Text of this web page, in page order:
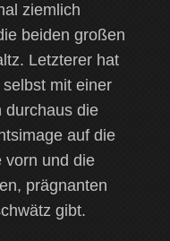
ziemlich
beiden großen
Letzterer hat
mit einer
durchaus die
auf die
vorn und die
prägnanten
gibt.